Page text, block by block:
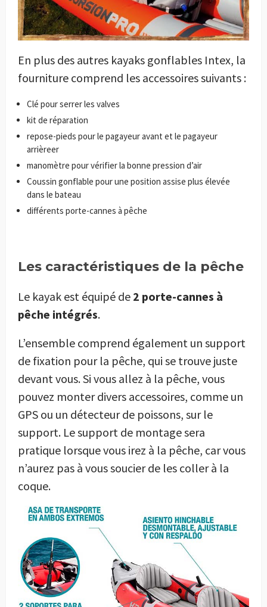
En plus des autres kayaks gonflables Intex, la
fourniture comprend les accessoires suivants :
Clé pour serrer les valves
kit de réparation
repose-pieds pour le pagayeur avant et le pagayeur
arrièreer
manomètre pour vérifier la bonne pression d’air
Coussin gonflable pour une position assise plus élevée
dans le bateau
différents porte-cannes à pêche
Les caractéristiques de la pêche
Le kayak est équipé de 2 porte-cannes à
pêche intégrés.
L’ensemble comprend également un support
de fixation pour la pêche, qui se trouve juste
devant vous. Si vous allez à la pêche, vous
pouvez monter divers accessoires, comme un
GPS ou un détecteur de poissons, sur le
support. Le support de montage sera
pratique lorsque vous irez à la pêche, car vous
n’aurez pas à vous soucier de les coller à la
coque.